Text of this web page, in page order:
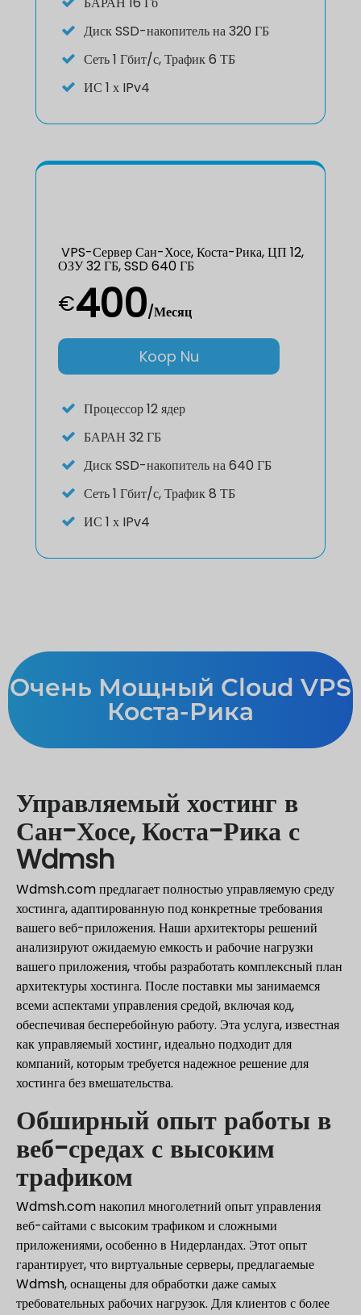
ДискSSD-накопитель на 320 ГБ
Сеть1 Гбит/с, Трафик 6 ТБ
ИС 1 х IPv4
VPS-Сервер Сан-Хосе, Коста-Рика, ЦП 12,
ОЗУ 32 ГБ, SSD 640 ГБ
€400/Месяц
Koop Nu
Процессор12 ядер
БАРАН 32 ГБ
ДискSSD-накопитель на 640 ГБ
Сеть1 Гбит/с, Трафик 8 ТБ
ИС 1 х IPv4
Очень Мощный Cloud VPS
Коста-Рика
Управляемый хостинг в
Сан-Хосе, Коста-Рика с
Wdmsh
Wdmsh.com предлагает полностью управляемую среду
хостинга, адаптированную под конкретные требования
вашего веб-приложения. Наши архитекторы решений
анализируют ожидаемую емкость и рабочие нагрузки
вашего приложения, чтобы разработать комплексный план
архитектуры хостинга. После поставки мы занимаемся
всеми аспектами управления средой, включая код,
обеспечивая бесперебойную работу. Эта услуга, известная
как управляемый хостинг, идеально подходит для
компаний, которым требуется надежное решение для
хостинга без вмешательства.
Обширный опыт работы в
веб-средах с высоким
трафиком
Wdmsh.com накопил многолетний опыт управления
веб-сайтами с высоким трафиком и сложными
приложениями, особенно в Нидерландах. Этот опыт
гарантирует, что виртуальные серверы, предлагаемые
Wdmsh, оснащены для обработки даже самых
требовательных рабочих нагрузок. Для клиентов с более